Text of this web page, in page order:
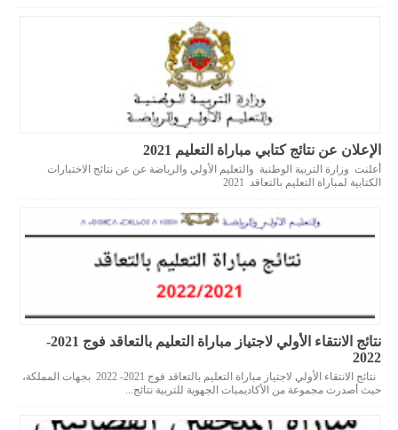
الإعلان عن نتائج كتابي مباراة التعليم 2021
أعلنت وزارة التربية الوطنية والتعليم الأولي والرياضة عن عن نتائج الاختبارات
الكتابية لمباراة التعليم بالتعاقد 2021
نتائج الانتقاء الأولي لاجتياز مباراة التعليم بالتعاقد فوج 2021-
2022
نتائج الانتقاء الأولي لاجتياز مباراة التعليم بالتعاقد فوج 2021- 2022 بجهات المملكة،
حيث أصدرت مجموعة من الأكاديميات الجهوية للتربية نتائج...